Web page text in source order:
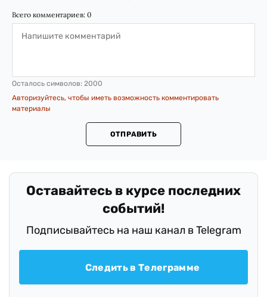
Всего комментариев: 0
Осталось символов: 2000
Авторизуйтесь, чтобы иметь возможность комментировать
материалы
ОТПРАВИТЬ
Оставайтесь в курсе последних
событий!
Подписывайтесь на наш канал в Telegram
Следить в Телеграмме